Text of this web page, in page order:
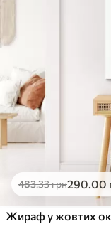
483.33грн290.00
Жираф у жовтих